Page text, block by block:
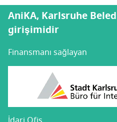
AniKA, Karlsruhe
girişimidir
Finansmanı sağlayan